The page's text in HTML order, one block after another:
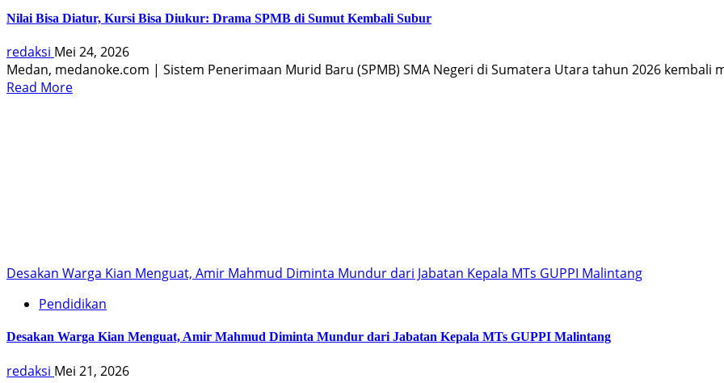
Nilai Bisa Diatur, Kursi Bisa Diukur: Drama SPMB di Sumut Kembali Subur
redaksi Mei 24, 2026
Medan, medanoke.com | Sistem Penerimaan Murid Baru (SPMB) SMA Negeri di Sumatera Utara tahun 2026 kembali
Read More
Desakan Warga Kian Menguat, Amir Mahmud Diminta Mundur dari Jabatan Kepala MTs GUPPI Malintang
Pendidikan
Desakan Warga Kian Menguat, Amir Mahmud Diminta Mundur dari Jabatan Kepala MTs GUPPI Malintang
redaksi Mei 21, 2026